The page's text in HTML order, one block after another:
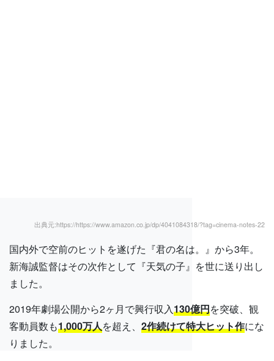
出典元:https://https://www.amazon.co.jp/dp/4041084318/?tag=cinema-notes-22
国内外で空前のヒットを遂げた『君の名は。』から3年。
新海誠監督はその次作として『天気の子』を世に送り出し
ました。
2019年劇場公開から2ヶ月で興行収入130億円を突破、観
客動員数も1,000万人を超え、 2作続けて特大ヒット作にな
りました。